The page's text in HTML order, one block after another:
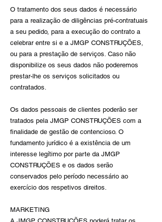
O tratamento dos seus dados é necessário
para a realização de diligências pré-contratuais
a seu pedido, para a execução do contrato a
celebrar entre si e a JMGP CONSTRUÇÕES,
ou para a prestação de serviços. Caso não
disponibilize os seus dados não poderemos
prestar-lhe os serviços solicitados ou
contratados.
Os dados pessoais de clientes poderão ser
tratados pela JMGP CONSTRUÇÕES com a
finalidade de gestão de contencioso. O
fundamento jurídico é a existência de um
interesse legítimo por parte da JMGP
CONSTRUÇÕES e os dados serão
conservados pelo período necessário ao
exercício dos respetivos direitos.
MARKETING